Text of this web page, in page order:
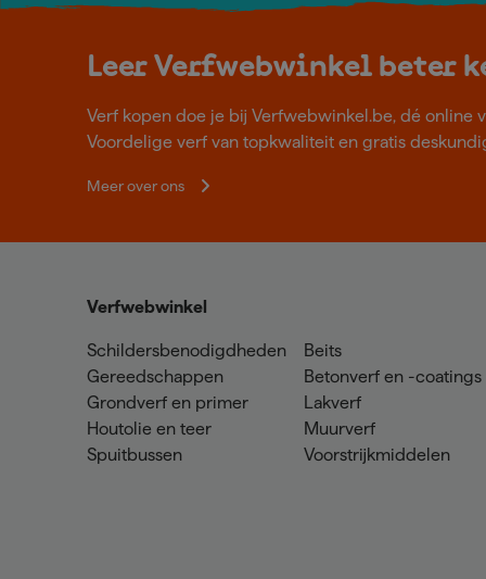
Leer Verfwebwinkel beter
Verf kopen doe je bij Verfwebwinkel.be, dé online
Voordelige verf van topkwaliteit en gratis
Meer over ons
Verfwebwinkel
Schildersbenodigdheden
Gereedschappen
Grondverf en primer
Houtolie en teer
Spuitbussen
Beits
Betonverf en -coatings
Lakverf
Muurverf
Voorstrijkmiddelen